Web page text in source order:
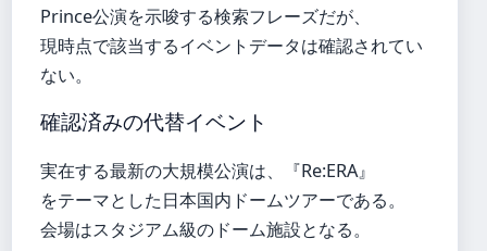
Prince公演を示唆する検索フレーズだが、
現時点で該当するイベントデータは確認されてい
ない。
確認済みの代替イベント
実在する最新の大規模公演は、『Re:ERA』
をテーマとした日本国内ドームツアーである。
会場はスタジアム級のドーム施設となる。